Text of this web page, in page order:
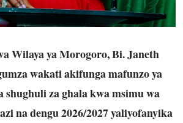
Wilaya ya Morogoro, Bi. Janeth
wakati akifunga mafunzo ya
shughuli za ghala kwa msimu wa
na dengu 2026/2027 yaliyofanyika